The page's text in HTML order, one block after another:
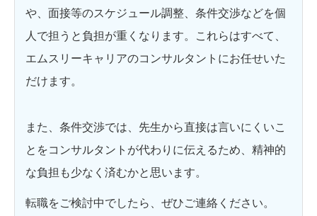
や、面接等のスケジュール調整、条件交渉などを個
人で担うと負担が重くなります。これらはすべて、
エムスリーキャリアのコンサルタントにお任せいた
だけます。
また、条件交渉では、先生から直接は言いにくいこ
とをコンサルタントが代わりに伝えるため、精神的
な負担も少なく済むかと思います。
転職をご検討中でしたら、ぜひご連絡ください。